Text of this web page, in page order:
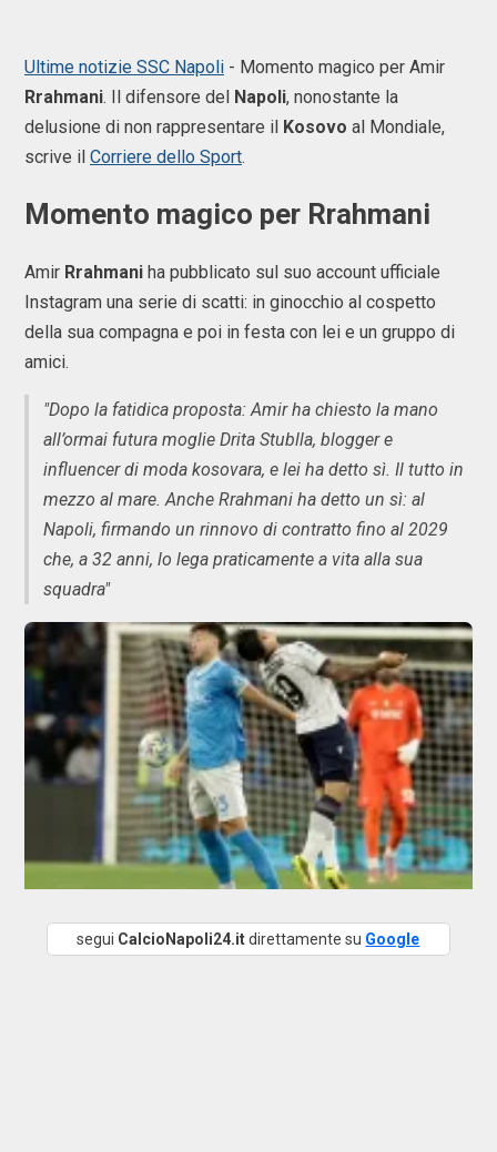
Ultime notizie SSC Napoli - Momento magico per Amir
Rrahmani. Il difensore del Napoli, nonostante la
delusione di non rappresentare il Kosovo al Mondiale,
scrive il Corriere dello Sport.
Momento magico per Rrahmani
Amir Rrahmani ha pubblicato sul suo account ufficiale
Instagram una serie di scatti: in ginocchio al cospetto
della sua compagna e poi in festa con lei e un gruppo di
amici.
"Dopo la fatidica proposta: Amir ha chiesto la mano
all’ormai futura moglie Drita Stublla, blogger e
influencer di moda kosovara, e lei ha detto sì. Il tutto in
mezzo al mare. Anche Rrahmani ha detto un sì: al
Napoli, firmando un rinnovo di contratto fino al 2029
che, a 32 anni, lo lega praticamente a vita alla sua
squadra"
segui CalcioNapoli24.itdirettamente su Google